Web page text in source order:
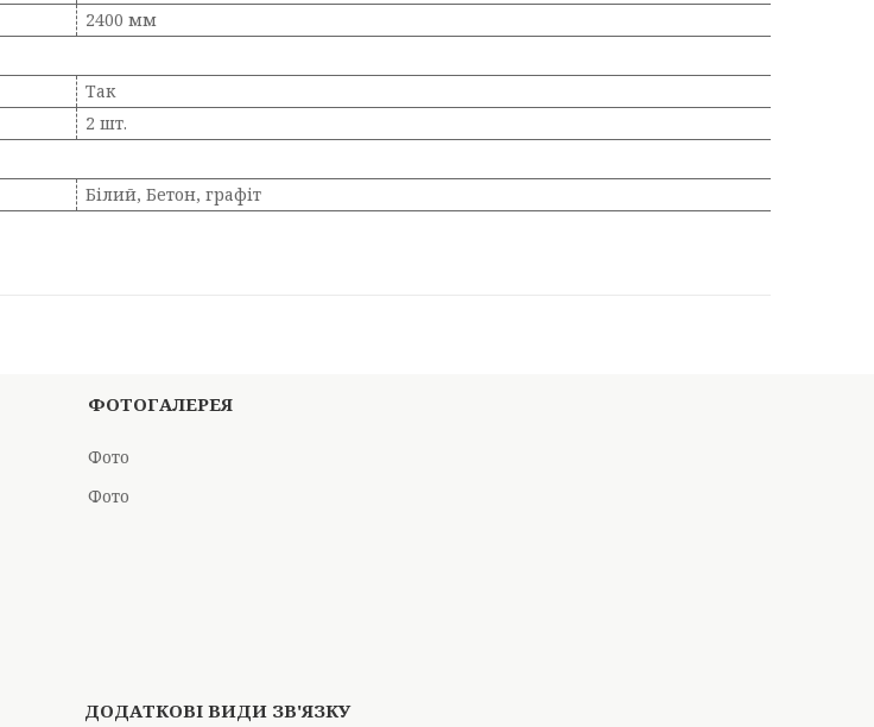
2400 мм
Так
2 шт.
Білий, Бетон, графіт
ФОТОГАЛЕРЕЯ
Фото
Фото